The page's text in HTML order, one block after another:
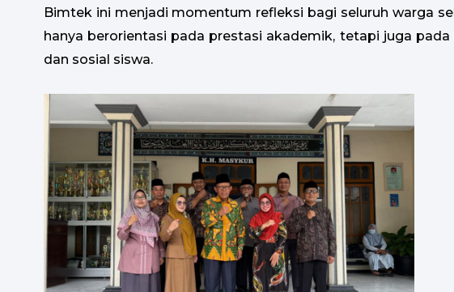
Bimtek ini menjadi momentum refleksi bagi seluruh warga
hanya berorientasi pada prestasi akademik, tetapi juga
dan sosial siswa.